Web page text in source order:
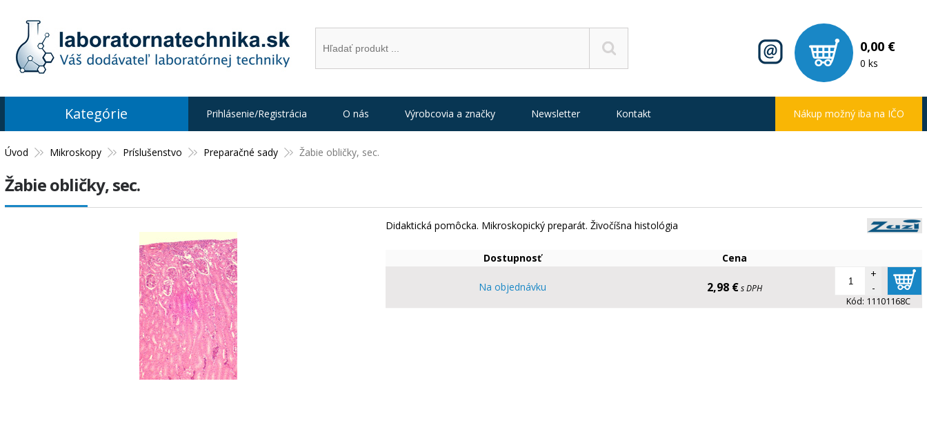
0,00 €
0 ks
Úvod Mikroskopy Príslušenstvo Preparačné sady Žabie obličky, sec.
Žabie obličky, sec.
Didaktická pomôcka. Mikroskopický preparát. Živočíšna histológia
Dostupnosť Cena
Na objednávku 2,98 €s DPH
+
-
Kód: 11101168C
Kategórie Prihlásenie/Registrácia O nás Výrobcovia a značky Newsletter Kontakt Nákup možný iba na IČO